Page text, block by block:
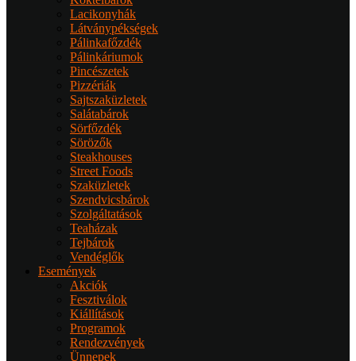
Lacikonyhák
Látványpékségek
Pálinkafőzdék
Pálinkáriumok
Pincészetek
Pizzériák
Sajtszaküzletek
Salátabárok
Sörfőzdék
Sörözők
Steakhouses
Street Foods
Szaküzletek
Szendvicsbárok
Szolgáltatások
Teaházak
Tejbárok
Vendéglők
Események
Akciók
Fesztiválok
Kiállítások
Programok
Rendezvények
Ünnepek